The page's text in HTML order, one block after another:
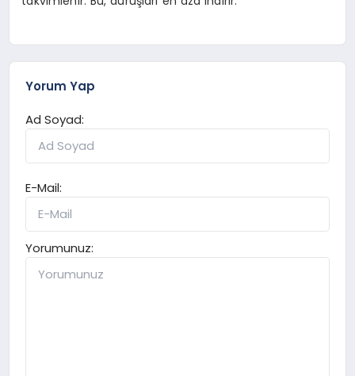
Yorum Yap
Ad Soyad:
E-Mail:
Yorumunuz: